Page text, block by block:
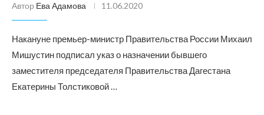
Автор Ева Адамова 11.06.2020
Накануне премьер-министр Правительства России Михаил
Мишустин подписал указ о назначении бывшего
заместителя председателя Правительства Дагестана
Екатерины Толстиковой …